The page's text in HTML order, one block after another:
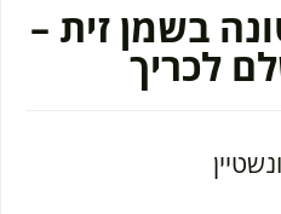
בשמן זית –
לכריך